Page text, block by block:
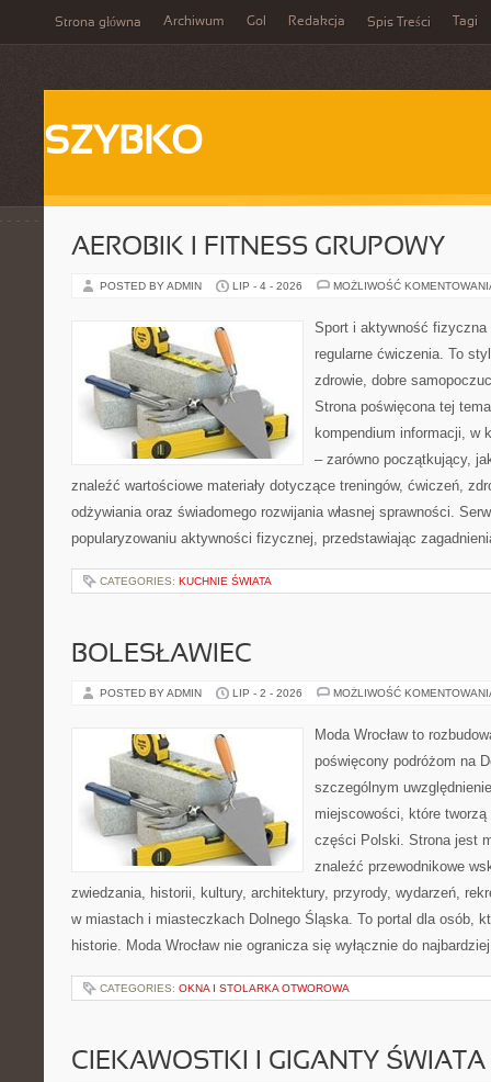
Strona główna Archiwum Gol Redakcja Spis Treści Tagi
SZYBKO
AEROBIK I FITNESS GRUPOWY
POSTED BY ADMIN LIP - 4 - 2026 MOŻLIWOŚĆ
Sport i aktywność
regularne ćwiczenia. To
zdrowie, dobre
Strona poświęcona tej
kompendium informacji, w
– zarówno początkujący,
znaleźć wartościowe materiały dotyczące treningów, ćwiczeń,
odżywiania oraz świadomego rozwijania własnej sprawności.
popularyzowaniu aktywności fizycznej, przedstawiając
CATEGORIES: KUCHNIE ŚWIATA
BOLESŁAWIEC
POSTED BY ADMIN LIP - 2 - 2026 MOŻLIWOŚĆ
Moda Wrocław to
poświęcony podróżom na
szczególnym
miejscowości, które
części Polski. Strona jest
znaleźć przewodnikowe
zwiedzania, historii, kultury, architektury, przyrody, wydarzeń,
w miastach i miasteczkach Dolnego Śląska. To portal dla osób,
historie. Moda Wrocław nie ogranicza się wyłącznie do
CATEGORIES: OKNA I STOLARKA OTWOROWA
CIEKAWOSTKI I GIGANTY ŚWIATA